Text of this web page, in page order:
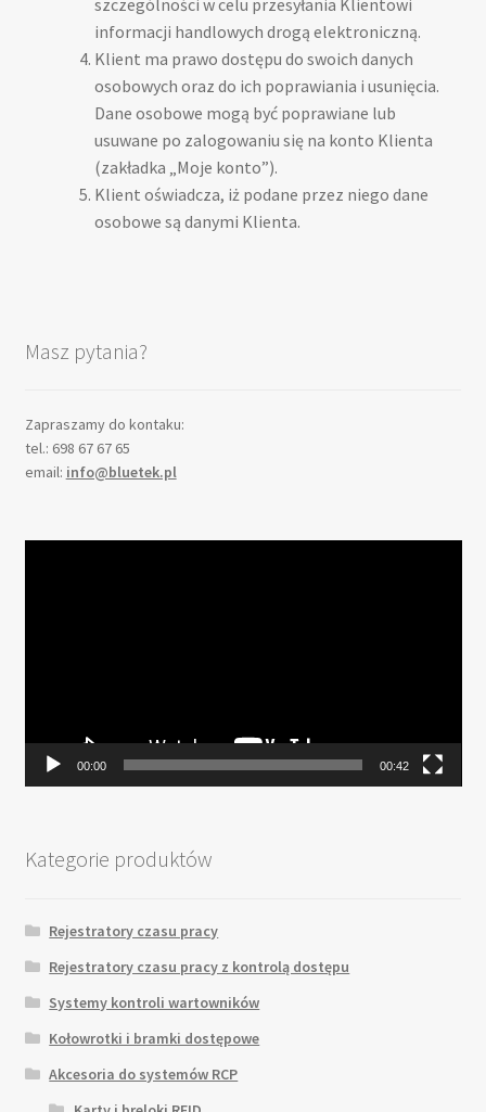
szczególności w celu przesyłania Klientowi
informacji handlowych drogą elektroniczną.
Klient ma prawo dostępu do swoich danych
osobowych oraz do ich poprawiania i usunięcia.
Dane osobowe mogą być poprawiane lub
usuwane po zalogowaniu się na konto Klienta
(zakładka „Moje konto”).
Klient oświadcza, iż podane przez niego dane
osobowe są danymi Klienta.
Masz pytania?
Zapraszamy do kontaku:
tel.: 698 67 67 65
email: info@bluetek.pl
00:00 00:42
Kategorie produktów
Rejestratory czasu pracy
Rejestratory czasu pracy z kontrolą dostępu
Systemy kontroli wartowników
Kołowrotki i bramki dostępowe
Akcesoria do systemów RCP